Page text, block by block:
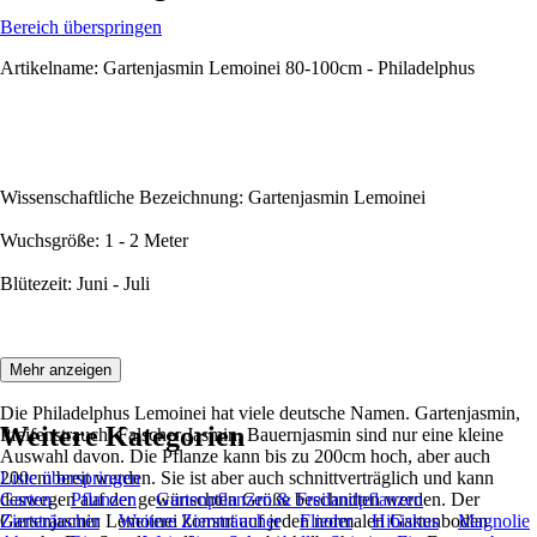
Bereich überspringen
Artikelname: Gartenjasmin Lemoinei 80-100cm - Philadelphus
Wissenschaftliche Bezeichnung: Gartenjasmin Lemoinei
Wuchsgröße: 1 - 2 Meter
Blütezeit: Juni - Juli
Beschreibung:
Die Philadelphus Lemoinei hat viele deutsche Namen. Gartenjasmin,
Pfeifenstrauch, Falscher Jasmin, Bauernjasmin sind nur eine kleine
Auswahl davon. Die Pflanze kann bis zu 200cm hoch, aber auch
200cm breit werden. Sie ist aber auch schnittverträglich und kann
deswegen auf der gewünschten Größe beschnitten werden. Der
Gartenjasmin Lemoinei kommt auf jeden normalen Gartenboden
Mehr anzeigen
Weitere Kategorien
Liste überspringen
Garten
Pflanzen
Gartenpflanzen & Freilandpflanzen
Ziersträucher
Weitere Ziersträucher Flieder Hibiskus
Magnolie